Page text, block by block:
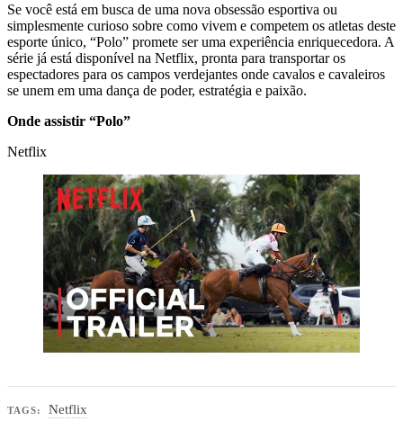
Se você está em busca de uma nova obsessão esportiva ou
simplesmente curioso sobre como vivem e competem os atletas deste
esporte único, “Polo” promete ser uma experiência enriquecedora. A
série já está disponível na Netflix, pronta para transportar os
espectadores para os campos verdejantes onde cavalos e cavaleiros
se unem em uma dança de poder, estratégia e paixão.
Onde assistir “Polo”
Netflix
TAGS: Netflix